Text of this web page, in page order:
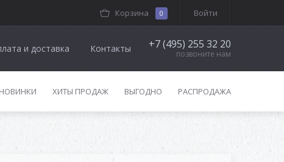
Войти
Корзина 0
и доставка Контакты +7 (495) 255 32 20
позвоните нам
НОВИНКИ ХИТЫ ПРОДАЖ ВЫГОДНО РАСПРОДАЖА